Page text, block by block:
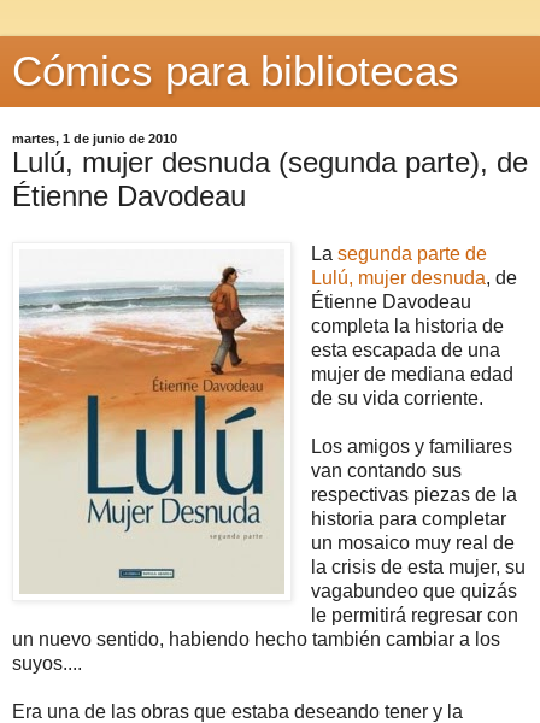
Cómics para bibliotecas
martes, 1 de junio de 2010
Lulú, mujer desnuda (segunda parte), de
Étienne Davodeau
La segunda parte de
Lulú, mujer desnuda, de
Étienne Davodeau
completa la historia de
esta escapada de una
mujer de mediana edad
de su vida corriente.
Los amigos y familiares
van contando sus
respectivas piezas de la
historia para completar
un mosaico muy real de
la crisis de esta mujer, su
vagabundeo que quizás
le permitirá regresar con
un nuevo sentido, habiendo hecho también cambiar a los
suyos....
Era una de las obras que estaba deseando tener y la